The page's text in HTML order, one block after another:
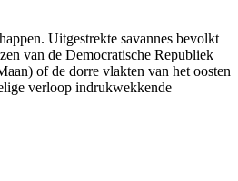
Uitgestrekte savannes bevolkt
van de Democratische Republiek
of de dorre vlakten van het oosten
verloop indrukwekkende